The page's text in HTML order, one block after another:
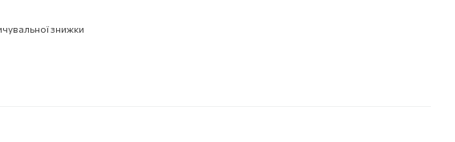
знижки